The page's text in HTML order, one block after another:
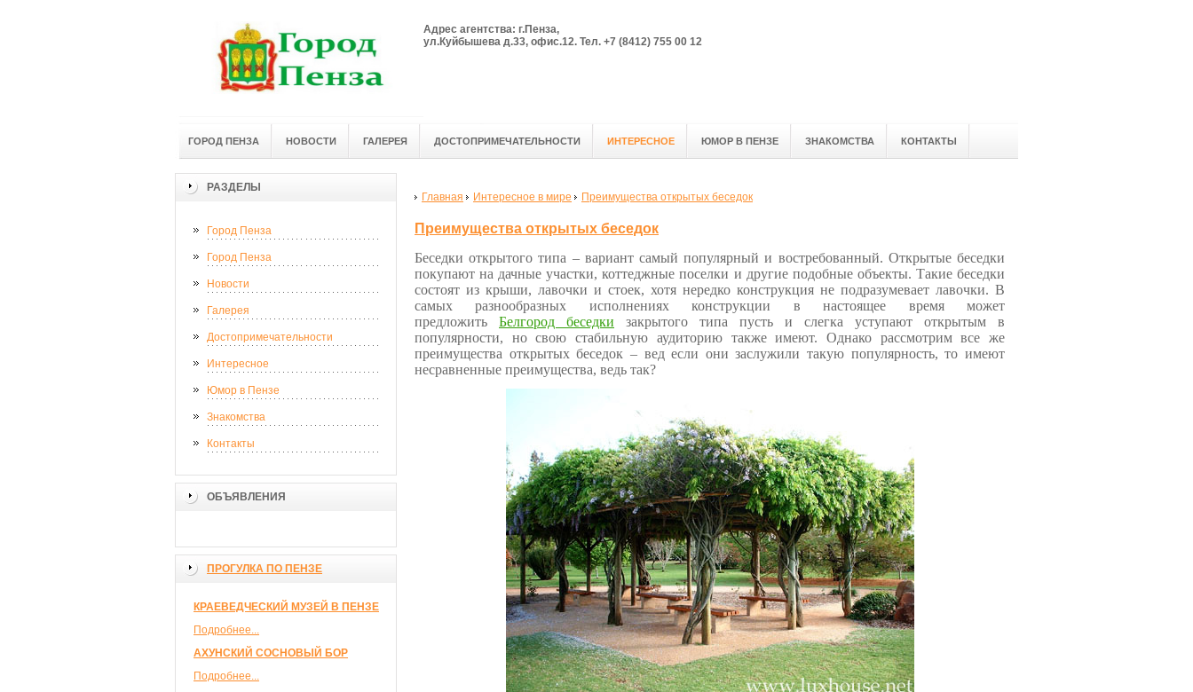
Адрес агентства: г.Пенза,
ул.Куйбышева д.33, офис.12. Тел. +7 (8412) 755 00 12
ГОРОД ПЕНЗА НОВОСТИ ГАЛЕРЕЯ ДОСТОПРИМЕЧАТЕЛЬНОСТИ ИНТЕРЕСНОЕ ЮМОР В ПЕНЗЕ ЗНАКОМСТВА КОНТАКТЫ
РАЗДЕЛЫ
Город Пенза
Город Пенза
Новости
Галерея
Достопримечательности
Интересное
Юмор в Пензе
Знакомства
Контакты
ОБЪЯВЛЕНИЯ
ПРОГУЛКА ПО ПЕНЗЕ
КРАЕВЕДЧЕСКИЙ МУЗЕЙ В ПЕНЗЕ
Подробнее...
АХУНСКИЙ СОСНОВЫЙ БОР
Подробнее...
Главная Интересное в мире Преимущества открытых беседок
Преимущества открытых беседок
Беседки открытого типа – вариант самый популярный и востребованный. Открытые беседки
покупают на дачные участки, коттеджные поселки и другие подобные объекты. Такие беседки
состоят из крыши, лавочки и стоек, хотя нередко конструкция не подразумевает лавочки. В
самых разнообразных исполнениях конструкции в настоящее время может
предложить Белгород беседки закрытого типа пусть и слегка уступают открытым в
популярности, но свою стабильную аудиторию также имеют. Однако рассмотрим все же
преимущества открытых беседок – вед если они заслужили такую популярность, то имеют
несравненные преимущества, ведь так?